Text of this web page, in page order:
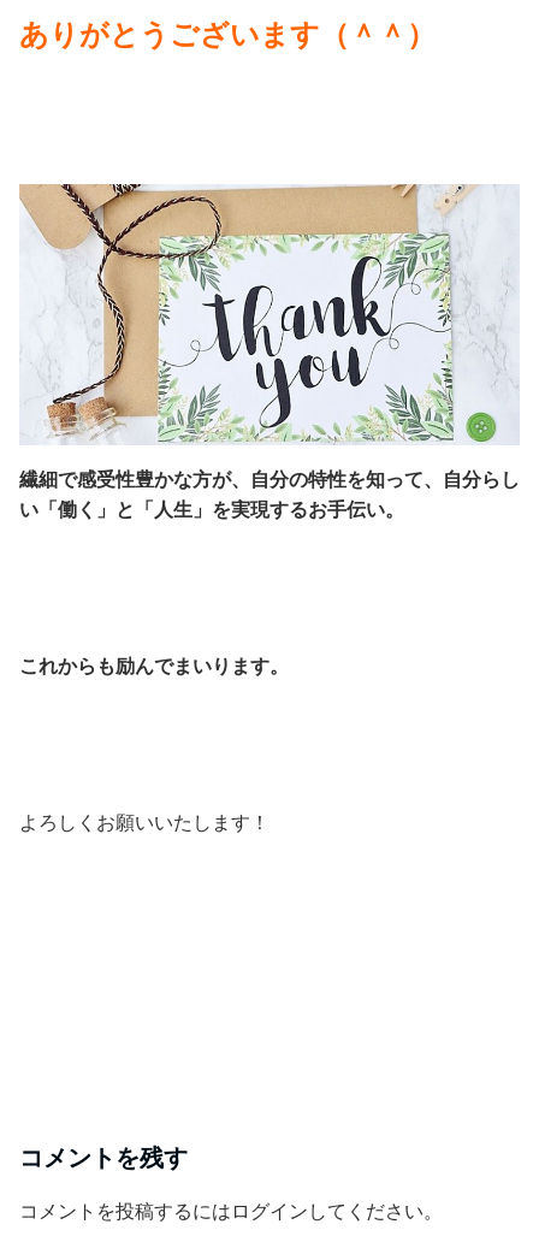
ありがとうございます（＾＾）
繊細で感受性豊かな方が、自分の特性を知って、自分らし
い「働く」と「人生」を実現するお手伝い。
これからも励んでまいります。
よろしくお願いいたします！
コメントを残す
コメントを投稿するには ログイン してください。